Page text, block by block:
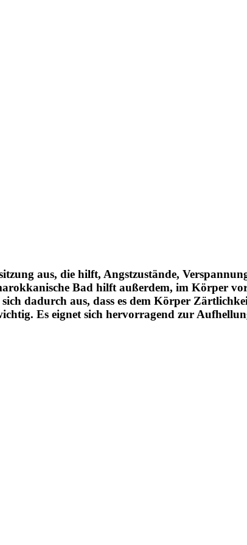
aus, die hilft, Angstzustände,
Bad hilft außerdem, im Körper
dadurch aus, dass es dem Körper
Es eignet sich hervorragend zur